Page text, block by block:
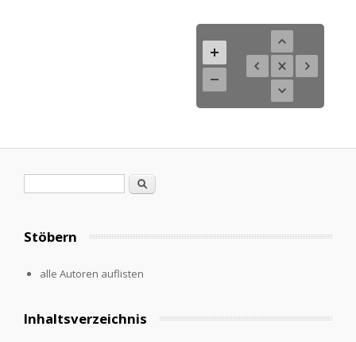
Search
Stöbern
alle Autoren auflisten
Inhaltsverzeichnis